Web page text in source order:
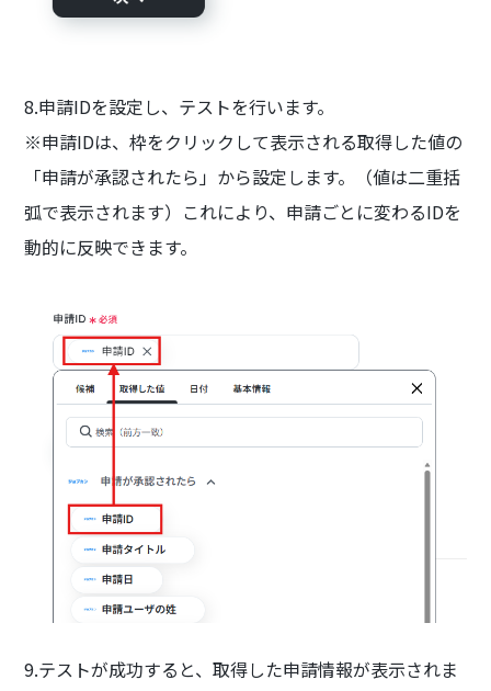
8.申請IDを設定し、テストを行います。
※申請IDは、枠をクリックして表示される取得した値の
「申請が承認されたら」から設定します。（値は二重括
弧で表示されます）これにより、申請ごとに変わるIDを
動的に反映できます。
9.テストが成功すると、取得した申請情報が表示されま